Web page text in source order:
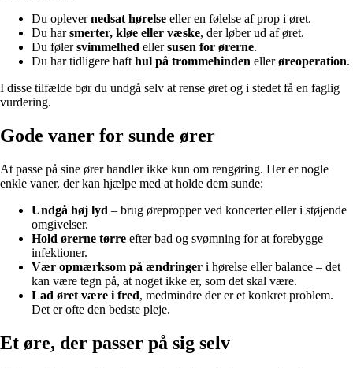
Du oplevernedsat hørelse eller en følelse af prop i øret.
Du harsmerter, kløe eller væske, der løber ud af øret.
Du følersvimmelhed ellersusen for ørerne.
Du har tidligere haft hul på trommehinden ellerøreoperation.
I disse tilfælde bør du undgå selv at rense øret og i stedet få en faglig
vurdering.
Gode vaner for sunde ører
At passe på sine ører handler ikke kun om rengøring. Her er nogle
enkle vaner, der kan hjælpe med at holde dem sunde:
Undgå høj lyd – brug ørepropper ved koncerter eller i støjende
omgivelser.
Hold ørerne tørre efter bad og svømning for at forebygge
infektioner.
Vær opmærksom på ændringer i hørelse eller balance – det
kan være tegn på, at noget ikke er, som det skal være.
Lad øret være i fred, medmindre der er et konkret problem.
Det er ofte den bedste pleje.
Et øre, der passer på sig selv